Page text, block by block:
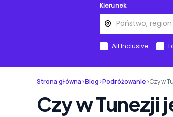
Kierunek
All Inclusive
Strona główna›Blog›Podróżowanie›Czy w
Czy w Tunezji